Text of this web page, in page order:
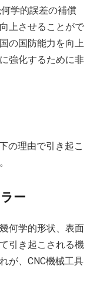
学的誤差の補償
上させることがで
の国防能力を向上
強化するために非
の理由で引き起こ
ー
何学的形状、表面
引き起こされる機
が、CNC機械工具